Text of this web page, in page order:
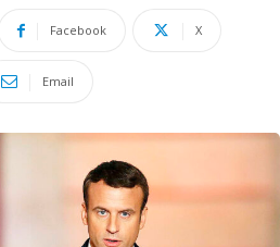
Facebook X
Email